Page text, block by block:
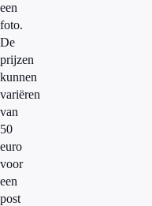
een
foto.
De
prijzen
kunnen
variëren
van
50
euro
voor
een
post